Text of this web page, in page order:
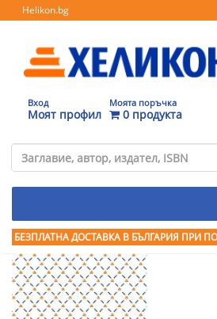
Helikon.bg
Вход
Моят профил
Моята поръчка
0 продукта
БЕЗПЛАТНА ДОСТАВКА В БЪЛГАРИЯ ПРИ